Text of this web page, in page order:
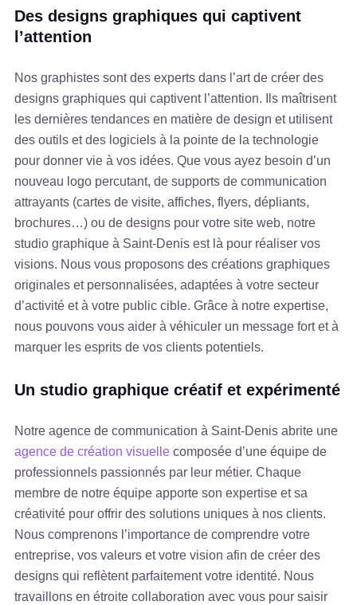
Des designs graphiques qui captivent
l’attention
Nos graphistes sont des experts dans l’art de créer des
designs graphiques qui captivent l’attention. Ils maîtrisent
les dernières tendances en matière de design et utilisent
des outils et des logiciels à la pointe de la technologie
pour donner vie à vos idées. Que vous ayez besoin d’un
nouveau logo percutant, de supports de communication
attrayants (cartes de visite, affiches, flyers, dépliants,
brochures…) ou de designs pour votre site web, notre
studio graphique à Saint-Denis est là pour réaliser vos
visions. Nous vous proposons des créations graphiques
originales et personnalisées, adaptées à votre secteur
d’activité et à votre public cible. Grâce à notre expertise,
nous pouvons vous aider à véhiculer un message fort et à
marquer les esprits de vos clients potentiels.
Un studio graphique créatif et expérimenté
Notre agence de communication à Saint-Denis abrite une
agence de création visuelle composée d’une équipe de
professionnels passionnés par leur métier. Chaque
membre de notre équipe apporte son expertise et sa
créativité pour offrir des solutions uniques à nos clients.
Nous comprenons l’importance de comprendre votre
entreprise, vos valeurs et votre vision afin de créer des
designs qui reflètent parfaitement votre identité. Nous
travaillons en étroite collaboration avec vous pour saisir